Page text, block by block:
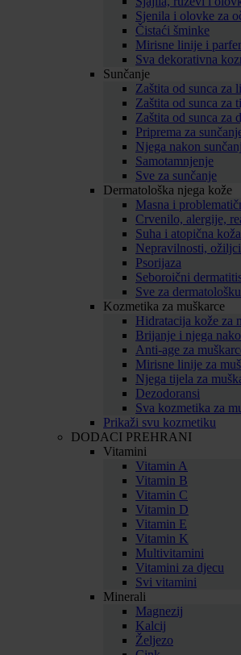
Sjenila i olovke za
Čistaći šminke
Mirisne linije i
Sva dekorativna
Sunčanje
Zaštita od sunca za
Zaštita od sunca za
Zaštita od sunca za
Priprema za
Njega nakon
Samotamnjenje
Sve za sunčanje
Dermatološka njega kože
Masna i
Crvenilo, alergije,
Suha i atopična koža
Nepravilnosti,
Psorijaza
Seboroični
Sve za
Kozmetika za muškarce
Hidratacija kože za
Brijanje i njega
Anti-age za
Mirisne linije za
Njega tijela za
Dezodoransi
Sva kozmetika za
Prikaži svu kozmetiku
DODACI PREHRANI
Vitamini
Vitamin A
Vitamin B
Vitamin C
Vitamin D
Vitamin E
Vitamin K
Multivitamini
Vitamini za djecu
Svi vitamini
Minerali
Magnezij
Kalcij
Željezo